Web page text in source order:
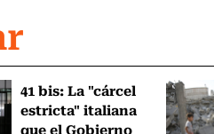
41 bis: La "cárcel
estricta" italiana
que el Gobierno